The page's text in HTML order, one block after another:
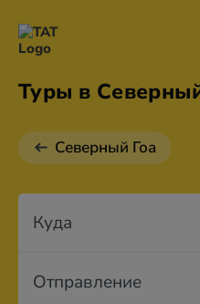
Туры в
Северный Гоа
Куда
Отправление